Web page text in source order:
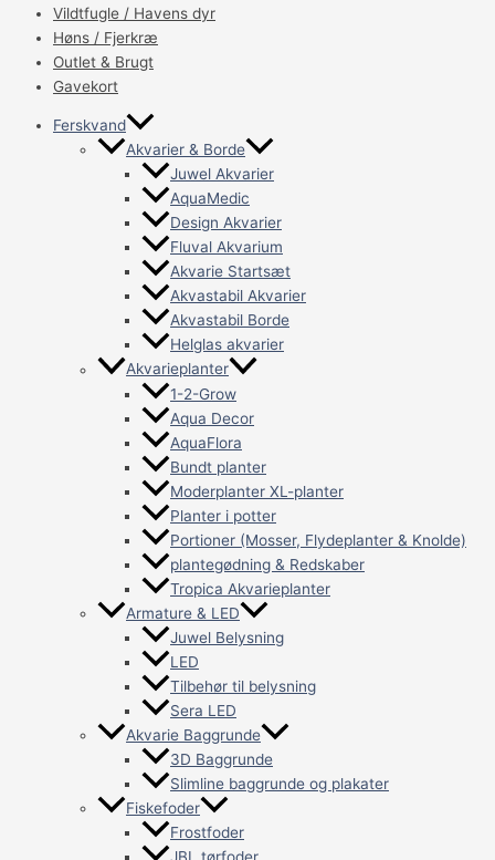
Vildtfugle / Havens dyr
Høns / Fjerkræ
Outlet & Brugt
Gavekort
Ferskvand
Akvarier & Borde
Juwel Akvarier
AquaMedic
Design Akvarier
Fluval Akvarium
Akvarie Startsæt
Akvastabil Akvarier
Akvastabil Borde
Helglas akvarier
Akvarieplanter
1-2-Grow
Aqua Decor
AquaFlora
Bundt planter
Moderplanter XL-planter
Planter i potter
Portioner (Mosser, Flydeplanter & Knolde)
plantegødning & Redskaber
Tropica Akvarieplanter
Armature & LED
Juwel Belysning
LED
Tilbehør til belysning
Sera LED
Akvarie Baggrunde
3D Baggrunde
Slimline baggrunde og plakater
Fiskefoder
Frostfoder